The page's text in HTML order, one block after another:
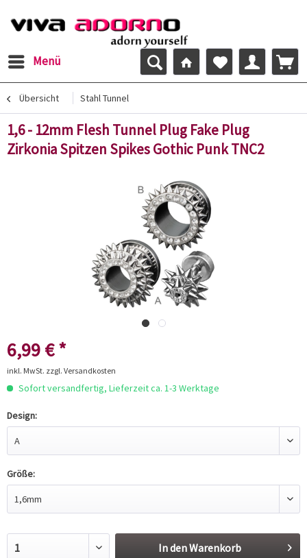
Menü
Übersicht Stahl Tunnel
1,6 - 12mm Flesh Tunnel Plug Fake Plug
Zirkonia Spitzen Spikes Gothic Punk TNC2
6,99 € *
inkl. MwSt. zzgl. Versandkosten
Sofort versandfertig, Lieferzeit ca. 1-3 Werktage
Design:
Größe:
In denWarenkorb